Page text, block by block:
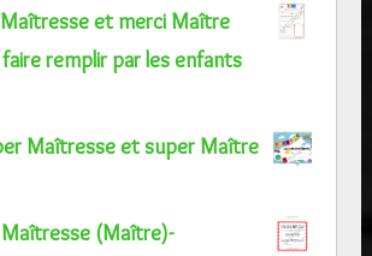
et merci Maître
remplir par les enfants
Maîtresse et super Maître
(Maître)-